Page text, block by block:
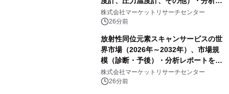
ポートを発表
株式会社マーケットリサーチセンター
26分前
放射性同位元素スキャンサービスの世
界市場（2026年～2032年）、市場規
模（診断・予後）・分析レポートを発
表
株式会社マーケットリサーチセンター
26分前